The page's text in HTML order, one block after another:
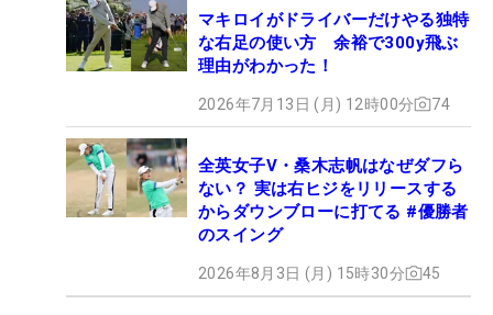
マキロイがドライバーだけやる独特
な右足の使い方 余裕で300y飛ぶ
理由がわかった！
2026年7月13日 (月) 12時00分 74
全英女子V・桑木志帆はなぜダフら
ない？ 実は右ヒジをリリースする
からダウンブローに打てる #優勝者
のスイング
2026年8月3日 (月) 15時30分 45